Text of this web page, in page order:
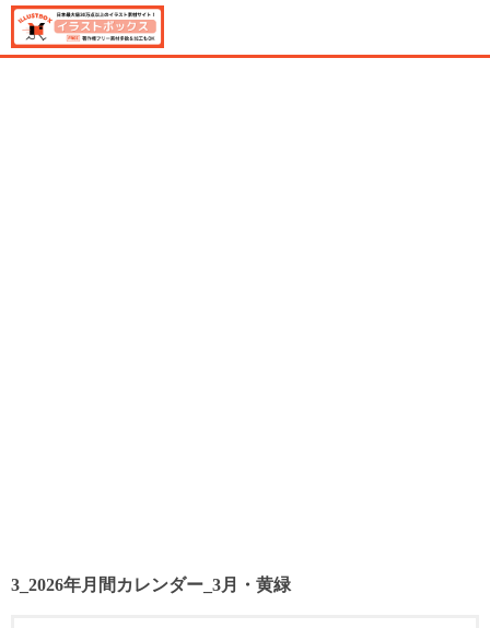
3_2026年月間カレンダー_3月・黄緑